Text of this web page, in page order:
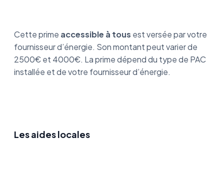
Cette prime accessible à tous est versée par votre
fournisseur d’énergie. Son montant peut varier de
2500€ et 4000€. La prime dépend du type de PAC
installée et de votre fournisseur d’énergie.
Les aides locales